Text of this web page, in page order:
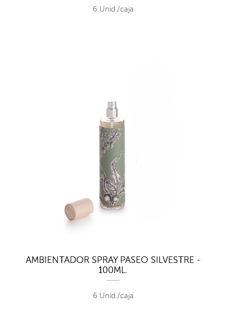
6 Unid./caja
AMBIENTADOR SPRAY PASEO SILVESTRE -
100ML.
6 Unid./caja